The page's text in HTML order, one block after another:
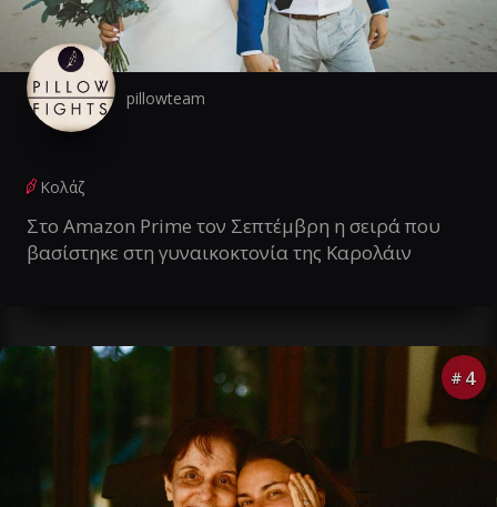
pillowteam
Κολάζ
Στο Amazon Prime τον Σεπτέμβρη η σειρά που
βασίστηκε στη γυναικοκτονία της Καρολάιν
# 4